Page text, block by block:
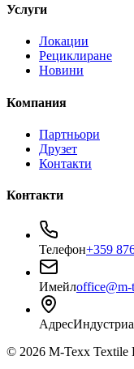
Услуги
Локации
Рециклиране
Новини
Компания
Партньори
Друзет
Контакти
Контакти
Телефон+359
Имейл
Адрес
© 2026 M-Texx Textile